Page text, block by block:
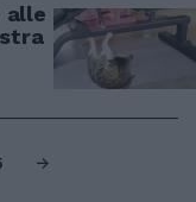
alle